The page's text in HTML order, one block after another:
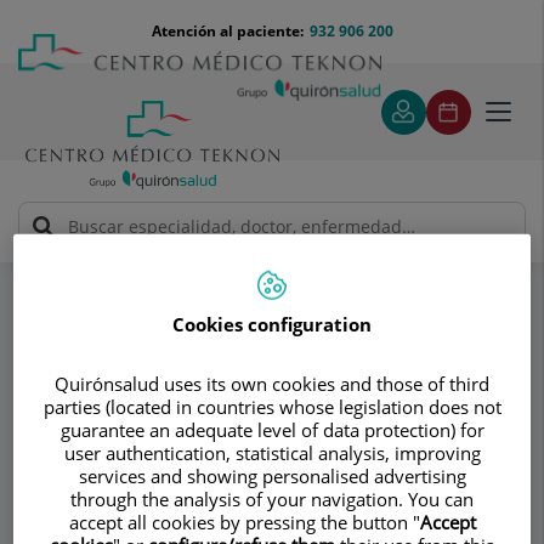
contenido
Menú
teléfono
cabecera
932 906 200
Atención al paciente:
Consultorio
Dr. Javier Sánchez
Macías
UROLOGÍA
Cookies configuration
Quirónsalud uses its own cookies and those of third
parties (located in countries whose legislation does not
guarantee an adequate level of data protection) for
user authentication, statistical analysis, improving
services and showing personalised advertising
through the analysis of your navigation. You can
accept all cookies by pressing the button "Accept